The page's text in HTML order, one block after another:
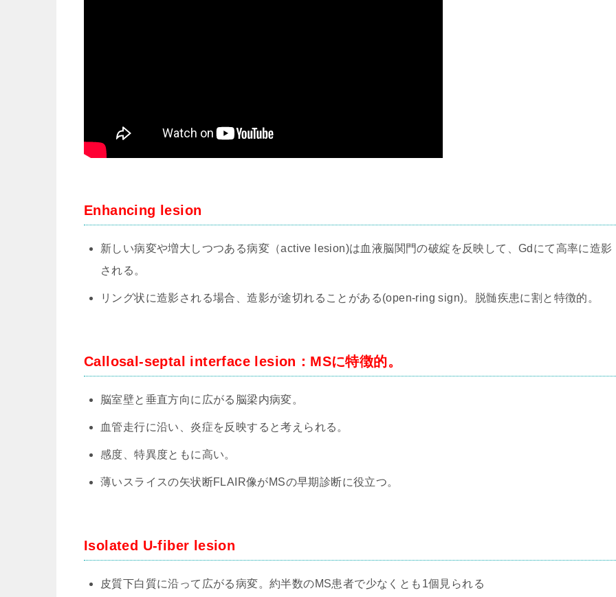
Enhancing lesion
新しい病変や増大しつつある病変（active lesion)は血液脳関門の破綻を反映して、Gdにて高率に造影
される。
リング状に造影される場合、造影が途切れることがある(open-ring sign)。脱髄疾患に割と特徴的。
Callosal-septal interface lesion：MSに特徴的。
脳室壁と垂直方向に広がる脳梁内病変。
血管走行に沿い、炎症を反映すると考えられる。
感度、特異度ともに高い。
薄いスライスの矢状断FLAIR像がMSの早期診断に役立つ。
Isolated U-fiber lesion
皮質下白質に沿って広がる病変。約半数のMS患者で少なくとも1個見られる